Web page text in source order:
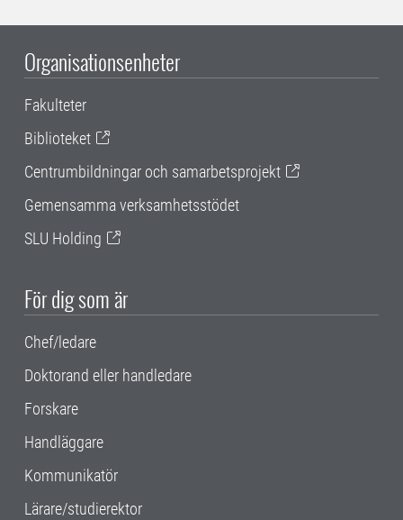
Organisationsenheter
Fakulteter
Biblioteket
Centrumbildningar och samarbetsprojekt
Gemensamma verksamhetsstödet
SLU Holding
För dig som är
Chef/ledare
Doktorand eller handledare
Forskare
Handläggare
Kommunikatör
Lärare/studierektor